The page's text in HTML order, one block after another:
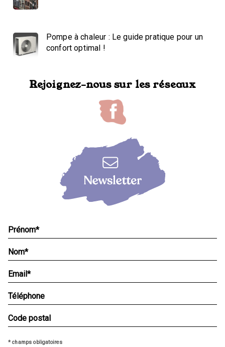
Pompe à chaleur : Le guide pratique pour un
confort optimal !
Rejoignez-nous sur les réseaux
* champs obligatoires